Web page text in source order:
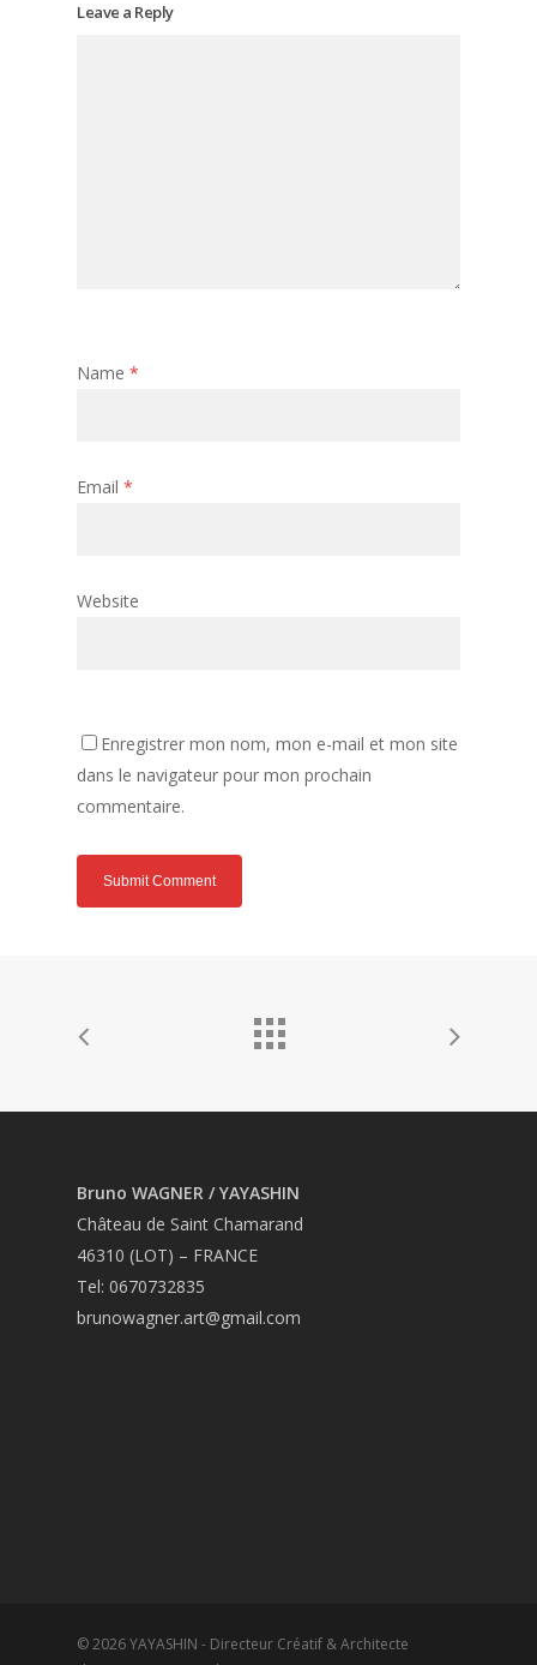
Leave a Reply
Name *
Email *
Website
Enregistrer mon nom, mon e-mail et mon site
dans le navigateur pour mon prochain
commentaire.
Bruno WAGNER / YAYASHIN
Château de Saint Chamarand
46310 (LOT) – FRANCE
Tel: 0670732835
brunowagner.art@gmail.com
© 2026 YAYASHIN - Directeur Créatif & Architecte